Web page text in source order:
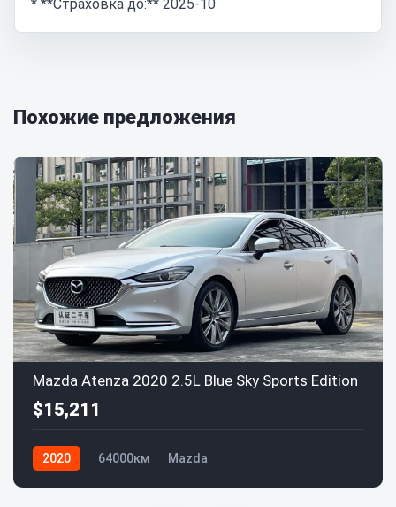
* **Страховка до:** 2025-10
Похожие предложения
Mazda Atenza 2020 2.5L Blue Sky Sports Edition
$15,211
2020 64000км Mazda